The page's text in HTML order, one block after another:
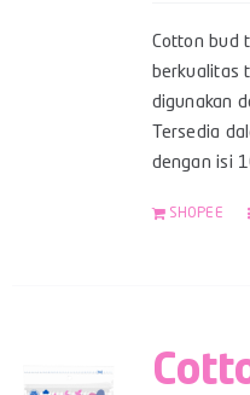
Cotton bud
berkualitas
digunakan
Tersedia
dengan isi
SHOPEE